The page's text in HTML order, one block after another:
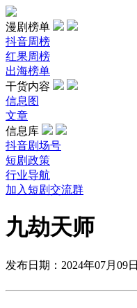
漫剧榜单
抖音周榜
红果周榜
出海榜单
干货内容
信息图
文章
信息库
抖音剧场号
短剧政策
行业导航
加入短剧交流群
九劫天师
发布日期：2024年07月09日